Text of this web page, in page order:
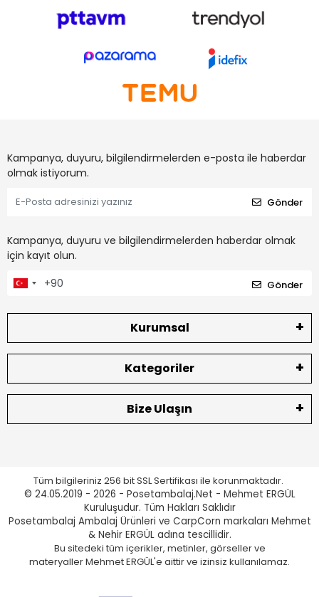
Kampanya, duyuru, bilgilendirmelerden e-posta ile haberdar
olmak istiyorum.
Gönder
Kampanya, duyuru ve bilgilendirmelerden haberdar olmak
için kayıt olun.
Gönder
Kurumsal
Kategoriler
Bize Ulaşın
Tüm bilgileriniz 256 bit SSL Sertifikası ile korunmaktadır.
© 24.05.2019 - 2026 - Posetambalaj.Net - Mehmet ERGÜL
Kuruluşudur. Tüm Hakları Saklıdır
Posetambalaj Ambalaj Ürünleri ve CarpCorn markaları Mehmet
& Nehir ERGÜL adına tescillidir.
Bu sitedeki tüm içerikler, metinler, görseller ve
materyaller Mehmet ERGÜL'e aittir ve izinsiz kullanılamaz.